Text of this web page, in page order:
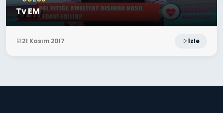
Tv EM
21 Kasım 2017 İzle